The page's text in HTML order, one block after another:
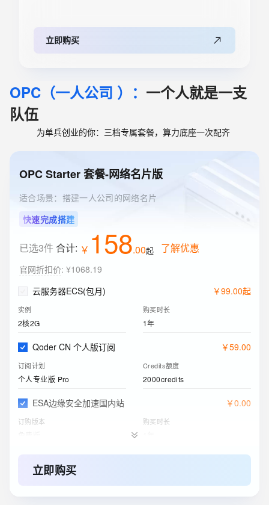
立即购买
OPC（一人公司 ）： 一个人就是一支
队伍
为单兵创业的你：三档专属套餐，算力底座一次配齐
OPC Starter 套餐-网络名片版
适合场景：搭建一人公司的网络名片
快速完成搭建
已选3件合计: ￥ 158.00起 了解优惠
官网折扣价: ¥1068.19
云服务器ECS(包月)
￥99.00起
实例
2核2G
购买时长
1年
Qoder CN 个人版订阅 ￥59.00
订阅计划
个人专业版 Pro
Credits额度
2000credits
ESA边缘安全加速国内站 ￥0.00
订购版本 购买时长
立即购买